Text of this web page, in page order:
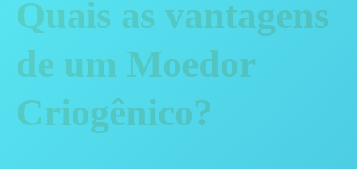
Quais as vantagens
de um Moedor
Criogênico?